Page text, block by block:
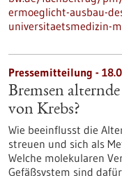
ermoeglicht-ausbau-
universitaetsmedizin-
Pressemitteilung -
Bremsen
von Krebs?
Wie beeinflusst die
streuen und sich als
Welche molekularen
Gefäßsystem sind